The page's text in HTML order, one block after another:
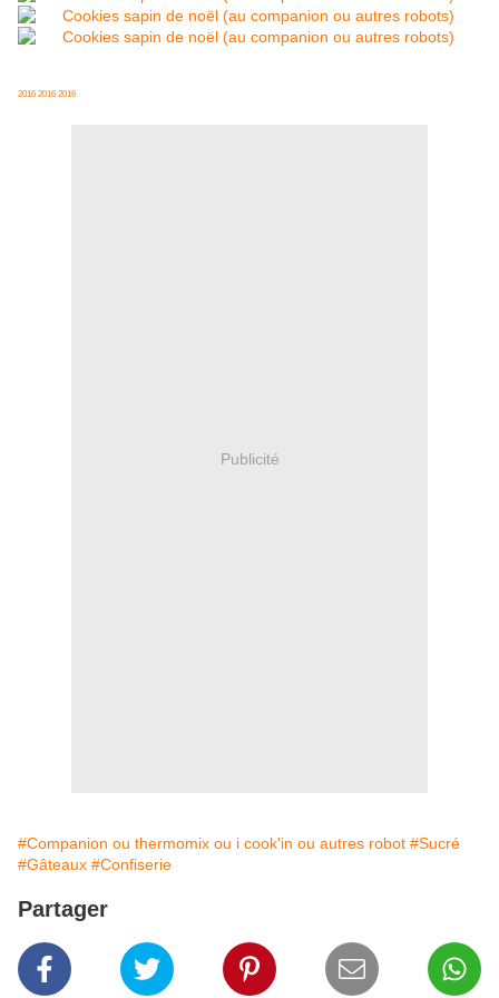
2016 2016 2016
Publicité
#Companion ou thermomix ou i cook'in ou autres robot #Sucré
#Gâteaux #Confiserie
Partager